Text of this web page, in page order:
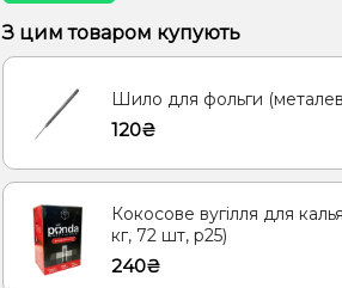
Лайм, Лід/Холодок, Чорниця/Лохина
Виноград, Чорниця/Лохина
Ананас,
Кактус, Лід/Холодок
Жуйка (фруктова), Мультифрукт
Апельсин, Лайм, Пітайя/Драконій фрукт
Манго
Горіх Лід/Холодок, М'ята
З цим товаром купують
Шило для фольги
120₴
Кокосове вугілля для
кг, 72 шт, р25)
240₴